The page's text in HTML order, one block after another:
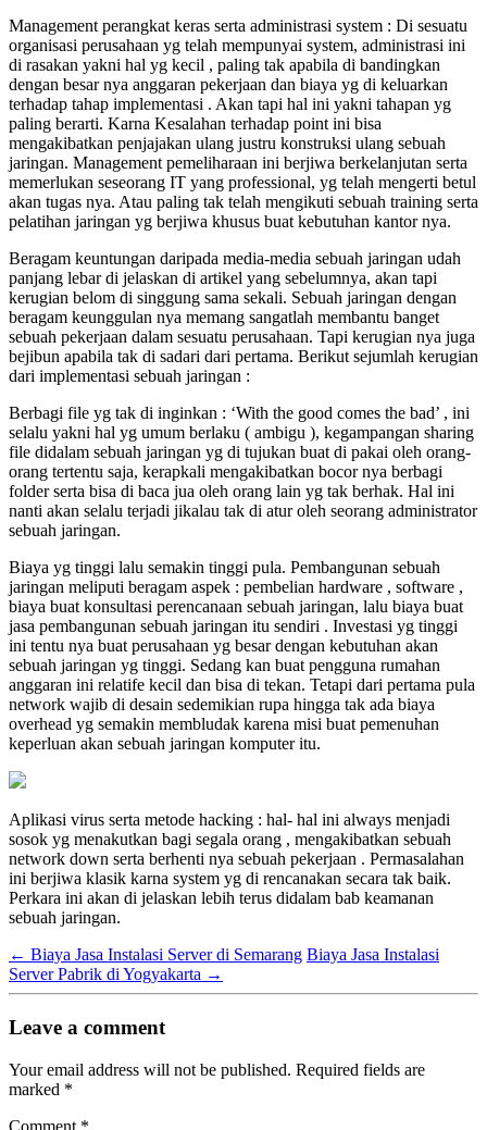
Management perangkat keras serta administrasi system : Di sesuatu
organisasi perusahaan yg telah mempunyai system, administrasi ini
di rasakan yakni hal yg kecil , paling tak apabila di bandingkan
dengan besar nya anggaran pekerjaan dan biaya yg di keluarkan
terhadap tahap implementasi . Akan tapi hal ini yakni tahapan yg
paling berarti. Karna Kesalahan terhadap point ini bisa
mengakibatkan penjajakan ulang justru konstruksi ulang sebuah
jaringan. Management pemeliharaan ini berjiwa berkelanjutan serta
memerlukan seseorang IT yang professional, yg telah mengerti betul
akan tugas nya. Atau paling tak telah mengikuti sebuah training serta
pelatihan jaringan yg berjiwa khusus buat kebutuhan kantor nya.
Beragam keuntungan daripada media-media sebuah jaringan udah
panjang lebar di jelaskan di artikel yang sebelumnya, akan tapi
kerugian belom di singgung sama sekali. Sebuah jaringan dengan
beragam keunggulan nya memang sangatlah membantu banget
sebuah pekerjaan dalam sesuatu perusahaan. Tapi kerugian nya juga
bejibun apabila tak di sadari dari pertama. Berikut sejumlah kerugian
dari implementasi sebuah jaringan :
Berbagi file yg tak di inginkan : ‘With the good comes the bad’ , ini
selalu yakni hal yg umum berlaku ( ambigu ), kegampangan sharing
file didalam sebuah jaringan yg di tujukan buat di pakai oleh orang-
orang tertentu saja, kerapkali mengakibatkan bocor nya berbagi
folder serta bisa di baca jua oleh orang lain yg tak berhak. Hal ini
nanti akan selalu terjadi jikalau tak di atur oleh seorang administrator
sebuah jaringan.
Biaya yg tinggi lalu semakin tinggi pula. Pembangunan sebuah
jaringan meliputi beragam aspek : pembelian hardware , software ,
biaya buat konsultasi perencanaan sebuah jaringan, lalu biaya buat
jasa pembangunan sebuah jaringan itu sendiri . Investasi yg tinggi
ini tentu nya buat perusahaan yg besar dengan kebutuhan akan
sebuah jaringan yg tinggi. Sedang kan buat pengguna rumahan
anggaran ini relatife kecil dan bisa di tekan. Tetapi dari pertama pula
network wajib di desain sedemikian rupa hingga tak ada biaya
overhead yg semakin membludak karena misi buat pemenuhan
keperluan akan sebuah jaringan komputer itu.
Aplikasi virus serta metode hacking : hal- hal ini always menjadi
sosok yg menakutkan bagi segala orang , mengakibatkan sebuah
network down serta berhenti nya sebuah pekerjaan . Permasalahan
ini berjiwa klasik karna system yg di rencanakan secara tak baik.
Perkara ini akan di jelaskan lebih terus didalam bab keamanan
sebuah jaringan.
← Biaya Jasa Instalasi Server di Semarang Biaya Jasa Instalasi
Server Pabrik di Yogyakarta →
Leave a comment
Your email address will not be published. Required fields are
marked *
Comment *